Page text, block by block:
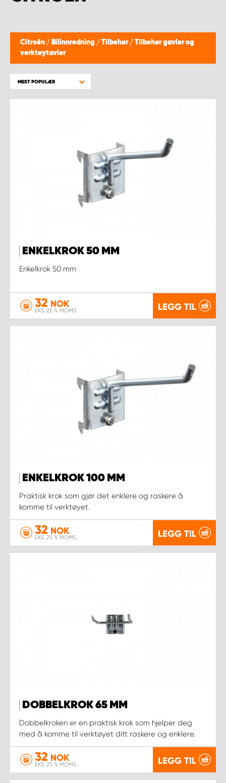
Citroën / Bilinnredning / Tilbehør / Tilbehør gavler og
verktøytavler
MEST POPULÆR
ENKELKROK 50 MM
Enkelkrok 50 mm
32 NOK
EKS. 25 % MOMS LEGG TIL
ENKELKROK 100 MM
Praktisk krok som gjør det enklere og raskere å
komme til verktøyet.
32 NOK
EKS. 25 % MOMS LEGG TIL
DOBBELKROK 65 MM
Dobbelkroken er en praktisk krok som hjelper deg
med å komme til verktøyet ditt raskere og enklere.
32 NOK
EKS. 25 % MOMS LEGG TIL
WORK SYSTEM BERGEN
WORK SYSTEM HAMAR
WORK SYSTEM KEY ACCOUNT
WORK SYSTEM TRONDHEIM